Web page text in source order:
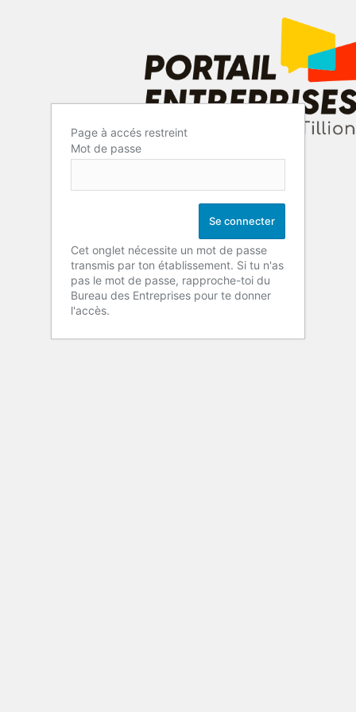
Page à accés restreint
Mot de passe
Cet onglet nécessite un mot de passe
transmis par ton établissement. Si tu n'as
pas le mot de passe, rapproche-toi du
Bureau des Entreprises pour te donner
l'accès.